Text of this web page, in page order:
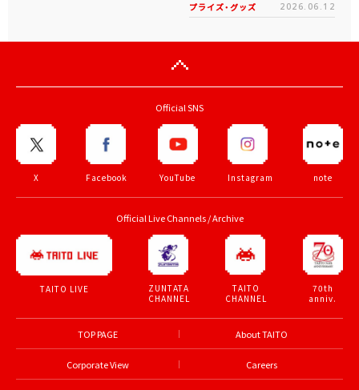
プライズ・グッズ 2026.06.12
Official SNS
X Facebook YouTube Instagram note
Official Live Channels / Archive
TAITO LIVE
ZUNTATA
CHANNEL
TAITO
CHANNEL
70th
anniv.
TOP PAGE About TAITO
Corporate View Careers